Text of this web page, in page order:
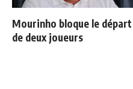
Mourinho bloque le départ
de deux joueurs